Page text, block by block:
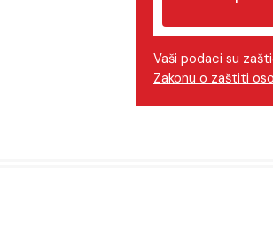
Vaši podaci su
Zakonu o zaštiti